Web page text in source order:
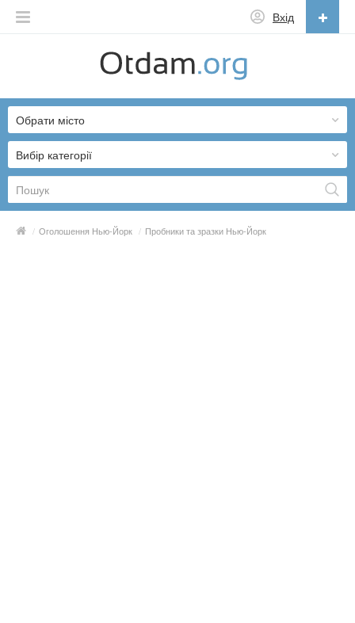
Вхід
English
Русский
Українська
Вибір категорії
Обрати місто
/ Оголошення Нью-Йорк / Пробники та зразки Нью-Йорк